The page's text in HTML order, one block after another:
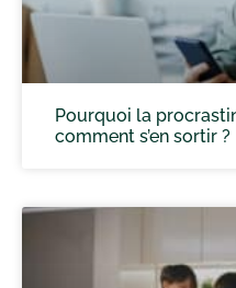
Pourquoi la
comment s’en sortir ?